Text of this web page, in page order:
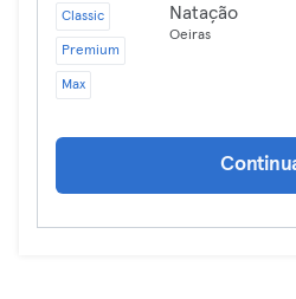
Classic
Premium
Max
Natação
Oeiras